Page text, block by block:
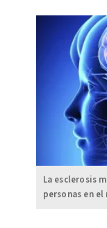
La esclerosis
personas en